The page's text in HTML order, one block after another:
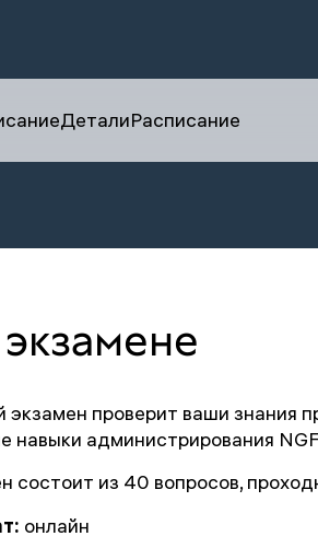
ДеталиРасписание
экзамен проверит ваши знания
навыки администрирования
состоит из 40 вопросов,
онлайн